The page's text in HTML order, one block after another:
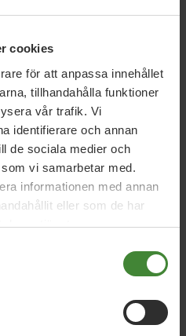
cookies
för att anpassa innehållet
tillhandahålla funktioner
vår trafik. Vi
identifierare och annan
de sociala medier och
vi samarbetar med.
informationen med annan
eller som de har
deras tjänster.
nyheter
Ett parti med